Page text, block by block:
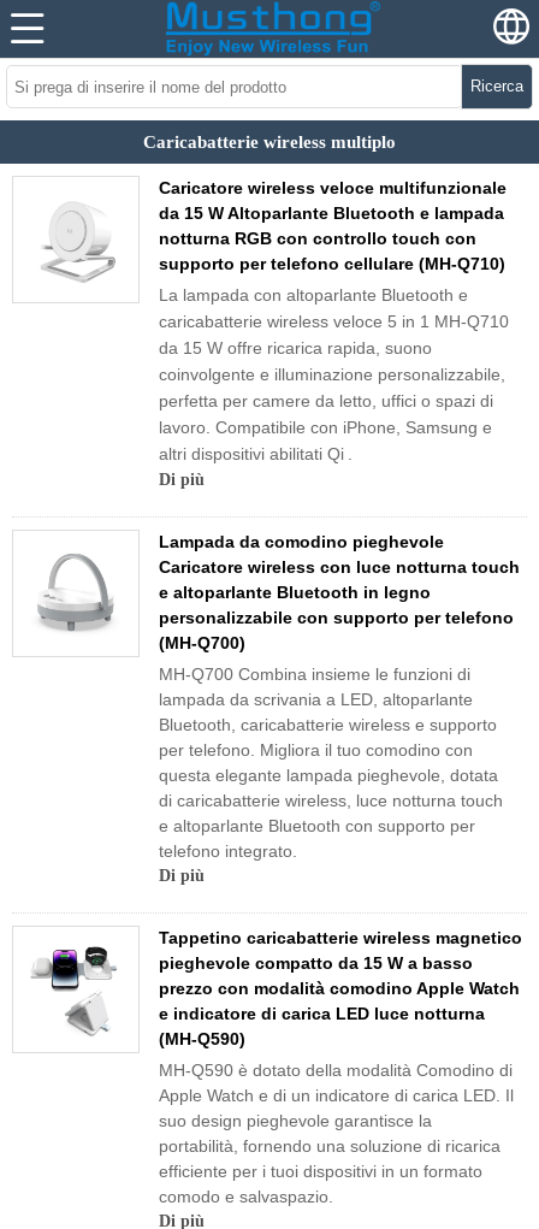
Ricerca
Caricabatterie wireless multiplo
Caricatore wireless veloce multifunzionale
da 15 W Altoparlante Bluetooth e lampada
notturna RGB con controllo touch con
supporto per telefono cellulare (MH-Q710)
La lampada con altoparlante Bluetooth e
caricabatterie wireless veloce 5 in 1 MH-Q710
da 15 W offre ricarica rapida, suono
coinvolgente e illuminazione personalizzabile,
perfetta per camere da letto, uffici o spazi di
lavoro. Compatibile con iPhone, Samsung e
altri dispositivi abilitati Qi
Di più
Lampada da comodino pieghevole
Caricatore wireless con luce notturna touch
e altoparlante Bluetooth in legno
personalizzabile con supporto per telefono
(MH-Q700)
MH-Q700 Combina insieme le funzioni di
lampada da scrivania a LED, altoparlante
Bluetooth, caricabatterie wireless e supporto
per telefono. Migliora il tuo comodino con
questa elegante lampada pieghevole, dotata
di caricabatterie wireless, luce notturna touch
e altoparlante Bluetooth con supporto per
telefono integrato.
Di più
Tappetino caricabatterie wireless magnetico
pieghevole compatto da 15 W a basso
prezzo con modalità comodino Apple Watch
e indicatore di carica LED luce notturna
(MH-Q590)
MH-Q590 è dotato della modalità Comodino di
Apple Watch e di un indicatore di carica LED. Il
suo design pieghevole garantisce la
portabilità, fornendo una soluzione di ricarica
efficiente per i tuoi dispositivi in ​​un formato
comodo e salvaspazio.
Di più